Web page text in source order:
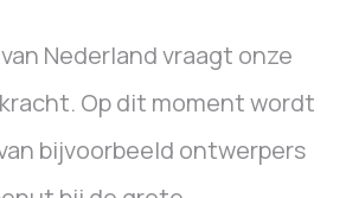
Nederland vraagt onze
Op dit moment wordt
bijvoorbeeld ontwerpers